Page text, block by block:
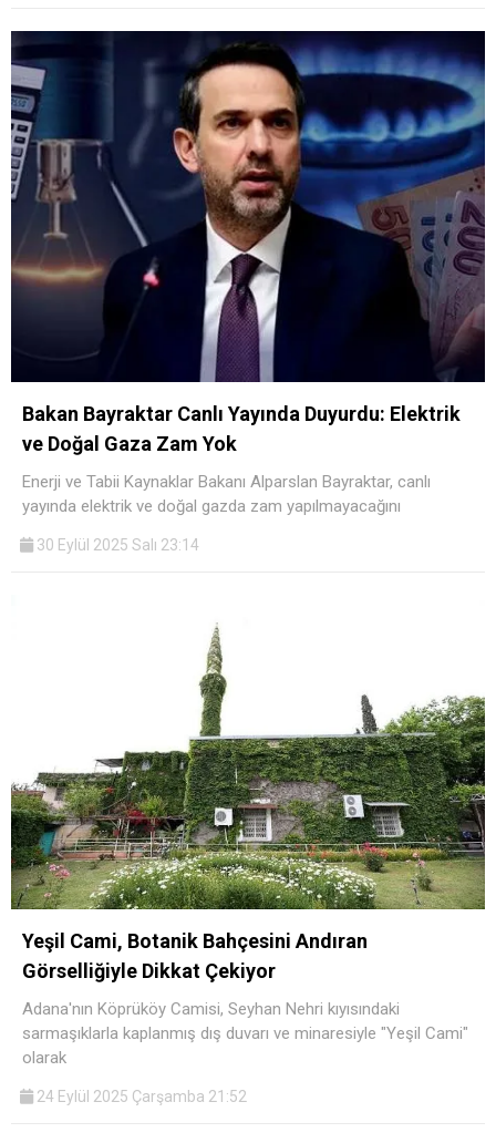
Bakan Bayraktar Canlı Yayında Duyurdu: Elektrik
ve Doğal Gaza Zam Yok
Enerji ve Tabii Kaynaklar Bakanı Alparslan Bayraktar, canlı
yayında elektrik ve doğal gazda zam yapılmayacağını
30 Eylül 2025 Salı 23:14
Yeşil Cami, Botanik Bahçesini Andıran
Görselliğiyle Dikkat Çekiyor
Adana'nın Köprüköy Camisi, Seyhan Nehri kıyısındaki
sarmaşıklarla kaplanmış dış duvarı ve minaresiyle "Yeşil Cami"
olarak
24 Eylül 2025 Çarşamba 21:52